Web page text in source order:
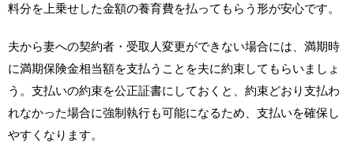
料分を上乗せした金額の養育費を払ってもらう形が安心です。
夫から妻への契約者・受取人変更ができない場合には、満期時
に満期保険金相当額を支払うことを夫に約束してもらいましょ
う。支払いの約束を公正証書にしておくと、約束どおり支払わ
れなかった場合に強制執行も可能になるため、支払いを確保し
やすくなります。